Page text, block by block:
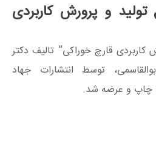
و پرورش کاربردی
قارچ خوراکی” تالیف دکتر
توسط انتشارات جهاد
چاپ و عرضه شد.